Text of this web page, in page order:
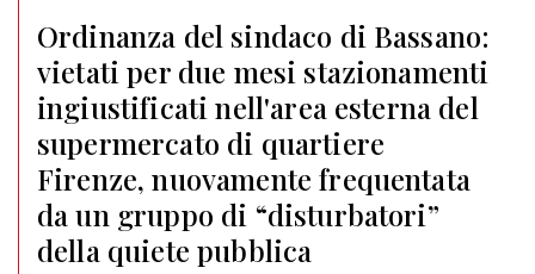
Ordinanza del sindaco di Bassano:
vietati per due mesi stazionamenti
ingiustificati nell'area esterna del
supermercato di quartiere
Firenze, nuovamente frequentata
da un gruppo di “disturbatori”
della quiete pubblica